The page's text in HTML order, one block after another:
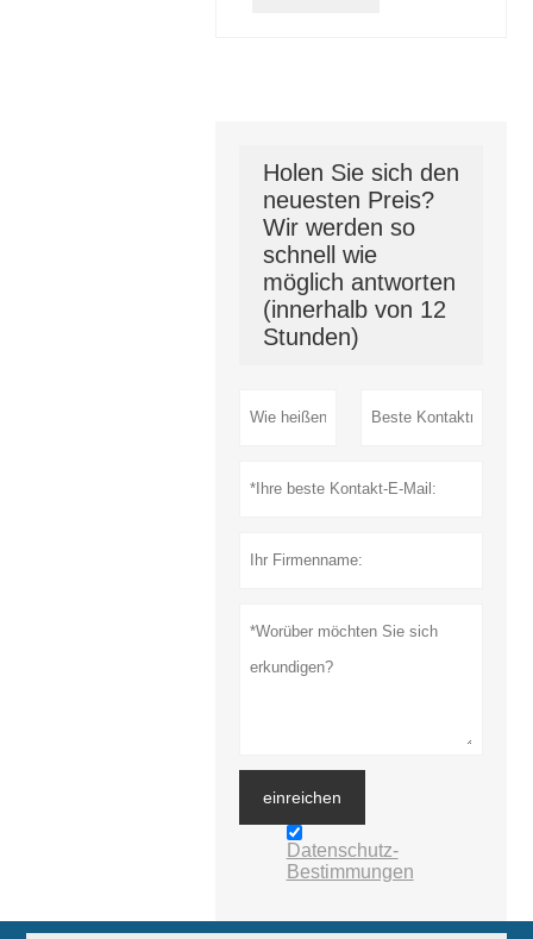
Holen Sie sich den
neuesten Preis?
Wir werden so
schnell wie
möglich antworten
(innerhalb von 12
Stunden)
einreichen
Datenschutz-
Bestimmungen